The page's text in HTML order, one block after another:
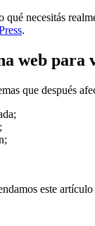
qué necesitás
.
web para
que después
este artículo